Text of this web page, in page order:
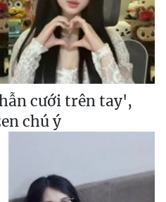
cưới trên tay',
chú ý